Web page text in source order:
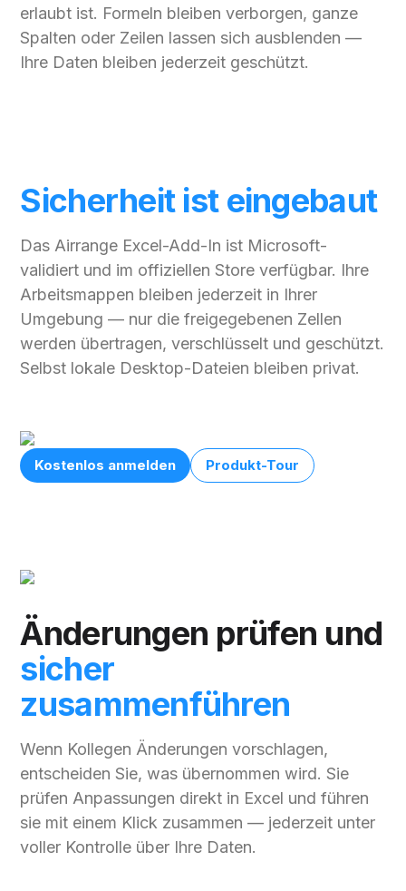
erlaubt ist. Formeln bleiben verborgen, ganze
Spalten oder Zeilen lassen sich ausblenden —
Ihre Daten bleiben jederzeit geschützt.
Sicherheit ist eingebaut
Das Airrange Excel-Add-In ist Microsoft-
validiert und im offiziellen Store verfügbar. Ihre
Arbeitsmappen bleiben jederzeit in Ihrer
Umgebung — nur die freigegebenen Zellen
werden übertragen, verschlüsselt und geschützt.
Selbst lokale Desktop-Dateien bleiben privat.
Kostenlos anmelden Produkt-Tour
Änderungen prüfen und
sicher
zusammenführen
Wenn Kollegen Änderungen vorschlagen,
entscheiden Sie, was übernommen wird. Sie
prüfen Anpassungen direkt in Excel und führen
sie mit einem Klick zusammen — jederzeit unter
voller Kontrolle über Ihre Daten.